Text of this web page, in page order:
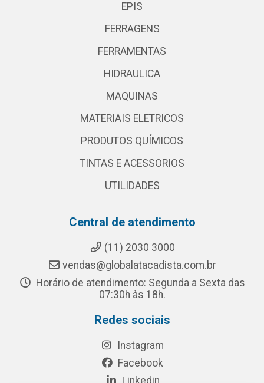
EPIS
FERRAGENS
FERRAMENTAS
HIDRAULICA
MAQUINAS
MATERIAIS ELETRICOS
PRODUTOS QUÍMICOS
TINTAS E ACESSORIOS
UTILIDADES
Central de atendimento
(11) 2030 3000
vendas@globalatacadista.com.br
Horário de atendimento: Segunda a Sexta das
07:30h às 18h.
Redes sociais
Instagram
Facebook
Linkedin